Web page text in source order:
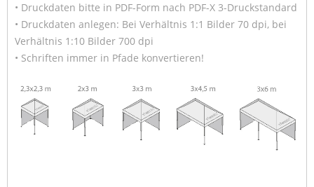
• Druckdaten bitte in PDF-Form nach PDF-X 3-Druckstandard
• Druckdaten anlegen: Bei Verhältnis 1:1 Bilder 70 dpi, bei
Verhältnis 1:10 Bilder 700 dpi
• Schriften immer in Pfade konvertieren!